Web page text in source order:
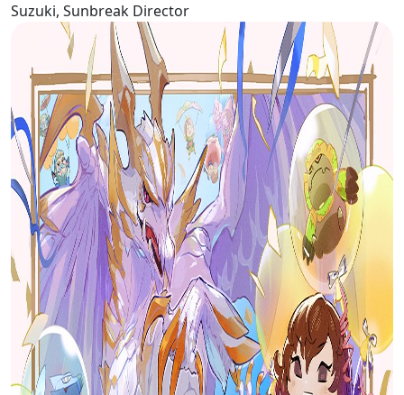
Suzuki, Sunbreak Director